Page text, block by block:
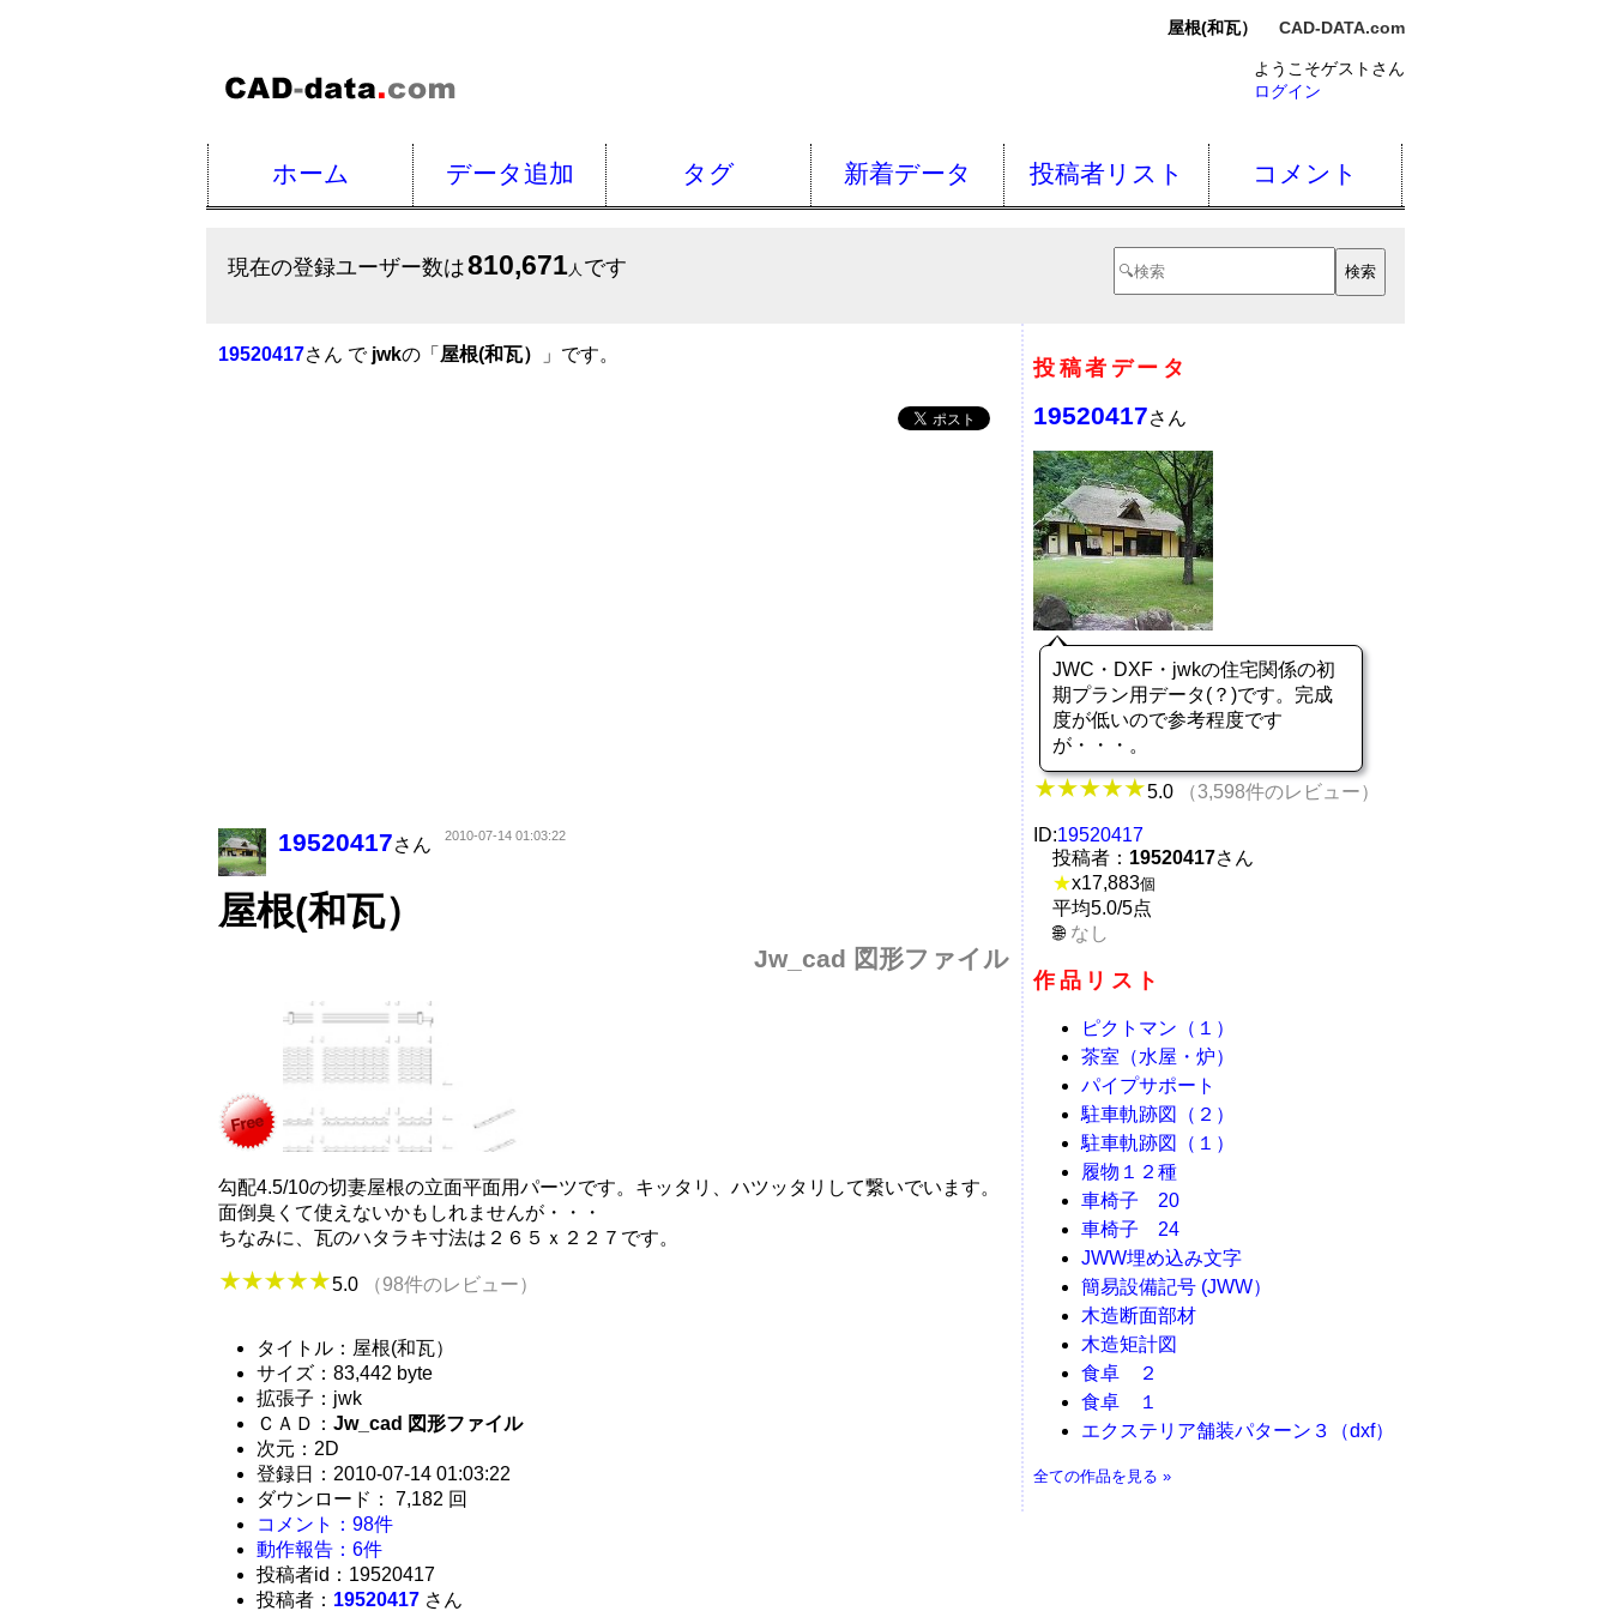
屋根(和瓦） CAD-DATA.com
ようこそゲストさん
ログイン
ホーム データ追加 タグ 新着データ 投稿者リスト コメント
現在の登録ユーザー数は810,671人 です
19520417さん で jwkの「 屋根(和瓦） 」です。
19520417さん 2010-07-14 01:03:22
屋根(和瓦）
Jw_cad 図形ファイル
勾配4.5/10の切妻屋根の立面平面用パーツです。キッタリ、ハツッタリして繋いでいます。
面倒臭くて使えないかもしれませんが・・・
ちなみに、瓦のハタラキ寸法は２６５ｘ２２７です。
5.0 （98件のレビュー）
タイトル：屋根(和瓦）
サイズ：83,442 byte
拡張子：jwk
ＣＡＤ： Jw_cad 図形ファイル
次元：2D
登録日：2010-07-14 01:03:22
ダウンロード： 7,182 回
コメント：98件
動作報告：6件
投稿者id：19520417
投稿者： 19520417 さん
投稿者データ
19520417さん
JWC・DXF・jwkの住宅関係の初
期プラン用データ(？)です。完成
度が低いので参考程度です
が・・・。
5.0 （3,598件のレビュー）
ID:19520417
投稿者： 19520417さん
★x17,883個
平均5.0/5点
なし
作品リスト
ピクトマン（１）
茶室（水屋・炉）
パイプサポート
駐車軌跡図（２）
駐車軌跡図（１）
履物１２種
車椅子 20
車椅子 24
JWW埋め込み文字
簡易設備記号 (JWW）
木造断面部材
木造矩計図
食卓 ２
食卓 １
エクステリア舗装パターン３（dxf）
全ての作品を見る »